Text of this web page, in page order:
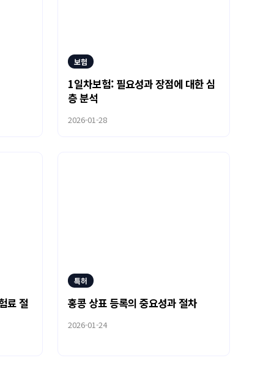
보험
1일차보험: 필요성과 장점에 대한 심
층 분석
2026-01-28
료 절
특허
홍콩 상표 등록의 중요성과 절차
2026-01-24